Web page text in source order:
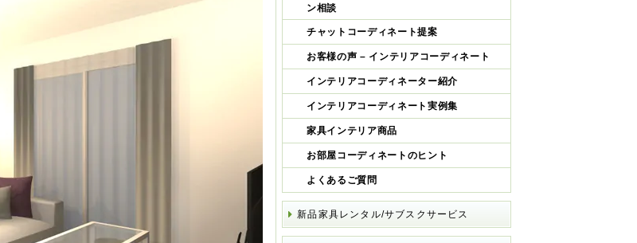
ン相談
チャットコーディネート提案
お客様の声 – インテリアコーディネート
インテリアコーディネーター紹介
インテリアコーディネート実例集
家具インテリア商品
お部屋コーディネートのヒント
よくあるご質問
新品家具レンタル/サブスクサービス